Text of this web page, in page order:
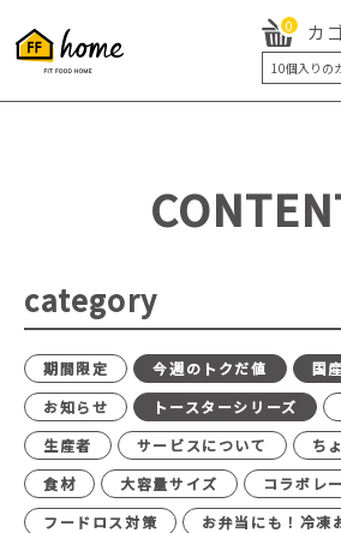
0 カ
10個入り
5個入り
20個入り
category
期間限定 今週のトクだ値
国
お知らせ
トースターシリーズ
生産者
サービスについて
ち
食材
大容量サイズ
コラボレ
フードロス対策
お弁当にも！冷凍